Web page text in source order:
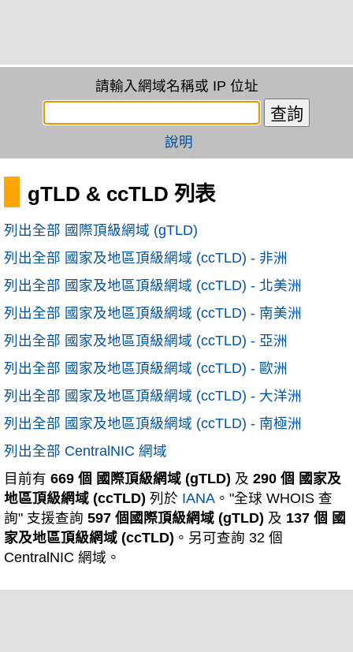
請輸入網域名稱或 IP 位址
說明
gTLD & ccTLD 列表
列出全部 國際頂級網域 (gTLD)
列出全部 國家及地區頂級網域 (ccTLD) - 非洲
列出全部 國家及地區頂級網域 (ccTLD) - 北美洲
列出全部 國家及地區頂級網域 (ccTLD) - 南美洲
列出全部 國家及地區頂級網域 (ccTLD) - 亞洲
列出全部 國家及地區頂級網域 (ccTLD) - 歐洲
列出全部 國家及地區頂級網域 (ccTLD) - 大洋洲
列出全部 國家及地區頂級網域 (ccTLD) - 南極洲
列出全部 CentralNIC 網域
目前有 669 個 國際頂級網域 (gTLD) 及 290 個 國家及
地區頂級網域 (ccTLD) 列於 IANA 。"全球 WHOIS 查
詢" 支援查詢 597 個國際頂級網域 (gTLD) 及 137 個 國
家及地區頂級網域 (ccTLD) 。另可查詢 32 個
CentralNIC 網域。